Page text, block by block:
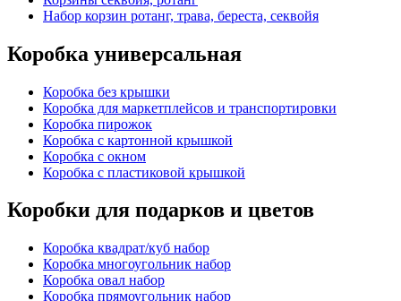
Набор корзин ротанг, трава, береста, секвойя
Коробка универсальная
Коробка без крышки
Коробка для маркетплейсов и транспортировки
Коробка пирожок
Коробка с картонной крышкой
Коробка с окном
Коробка с пластиковой крышкой
Коробки для подарков и цветов
Коробка квадрат/куб набор
Коробка многоугольник набор
Коробка овал набор
Коробка прямоугольник набор